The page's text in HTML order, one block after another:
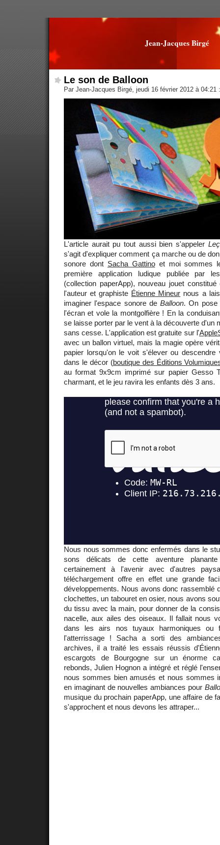
Jean-Jacques Birgé
Le son de Balloon
Par Jean-Jacques Birgé, jeudi 16 février 2012 à 04:21
L'article aurait pu tout aussi bien s'appeler
s'agit d'expliquer comment ça marche ou de
sonore dont Sacha Gattinoet moi sommes
première application ludique publiée par
(collection paperApp), nouveau jouet
l'auteur et graphiste Étienne Mineur nous a
imaginer l'espace sonore deBalloon. On pose
l'écran et vole la montgolfière ! En la
se laisse porter par le vent à la découverte d'un
sans cesse. L'application est gratuite sur l'
avec un ballon virtuel, mais la magie opère
papier lorsqu'on le voit s'élever ou
dans le décor (boutique des Éditions
au format 9x9cm imprimé sur papier Gesso
charmant, et le jeu ravira les enfants dès 3 ans.
Nous nous sommes donc enfermés dans le
sons délicats de cette aventure
certainement à l'avenir avec d'autres
téléchargement offre en effet une grande
développements. Nous avons donc rassemblé
clochettes, un tabouret en osier, nous avons
du tissu avec la main, pour donner de la
nacelle, aux ailes des oiseaux. Il fallait nous
dans les airs nos tuyaux harmoniques ou
l'atterrissage ! Sacha a sorti des
archives, il a traité les essais réussis
escargots de Bourgogne sur un énorme
rebonds, Julien Hognon a intégré et réglé
nous sommes bien amusés et nous sommes
en imaginant de nouvelles ambiances pour
musique du prochain paperApp, une affaire de
s'approchent et nous devons les attraper...